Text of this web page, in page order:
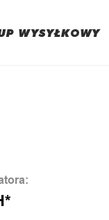
WYSYŁKOWY